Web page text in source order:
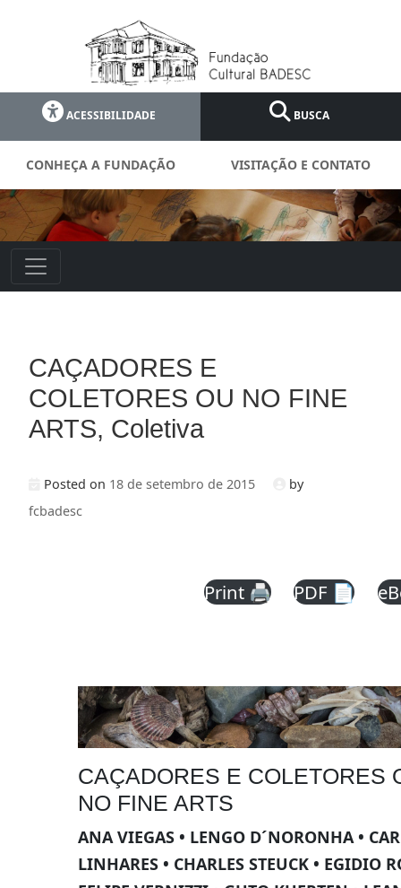
ACESSIBILIDADE BUSCA
CONHEÇA A FUNDAÇÃO VISITAÇÃO E CONTATO
CAÇADORES E
COLETORES OU NO FINE
ARTS, Coletiva
Posted on 18 de setembro de 2015
by
fcbadesc
Print 🖨 PDF 📄
CAÇADORES E COLETORES
NO FINE ARTS
ANA VIEGAS • LENGO D´NORONHA •
LINHARES • CHARLES STEUCK • EGIDIO